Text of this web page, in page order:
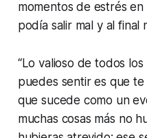
momentos de estrés
podía salir mal y al final
“Lo valioso de todos
puedes sentir es que
que sucede como un
muchas cosas más no